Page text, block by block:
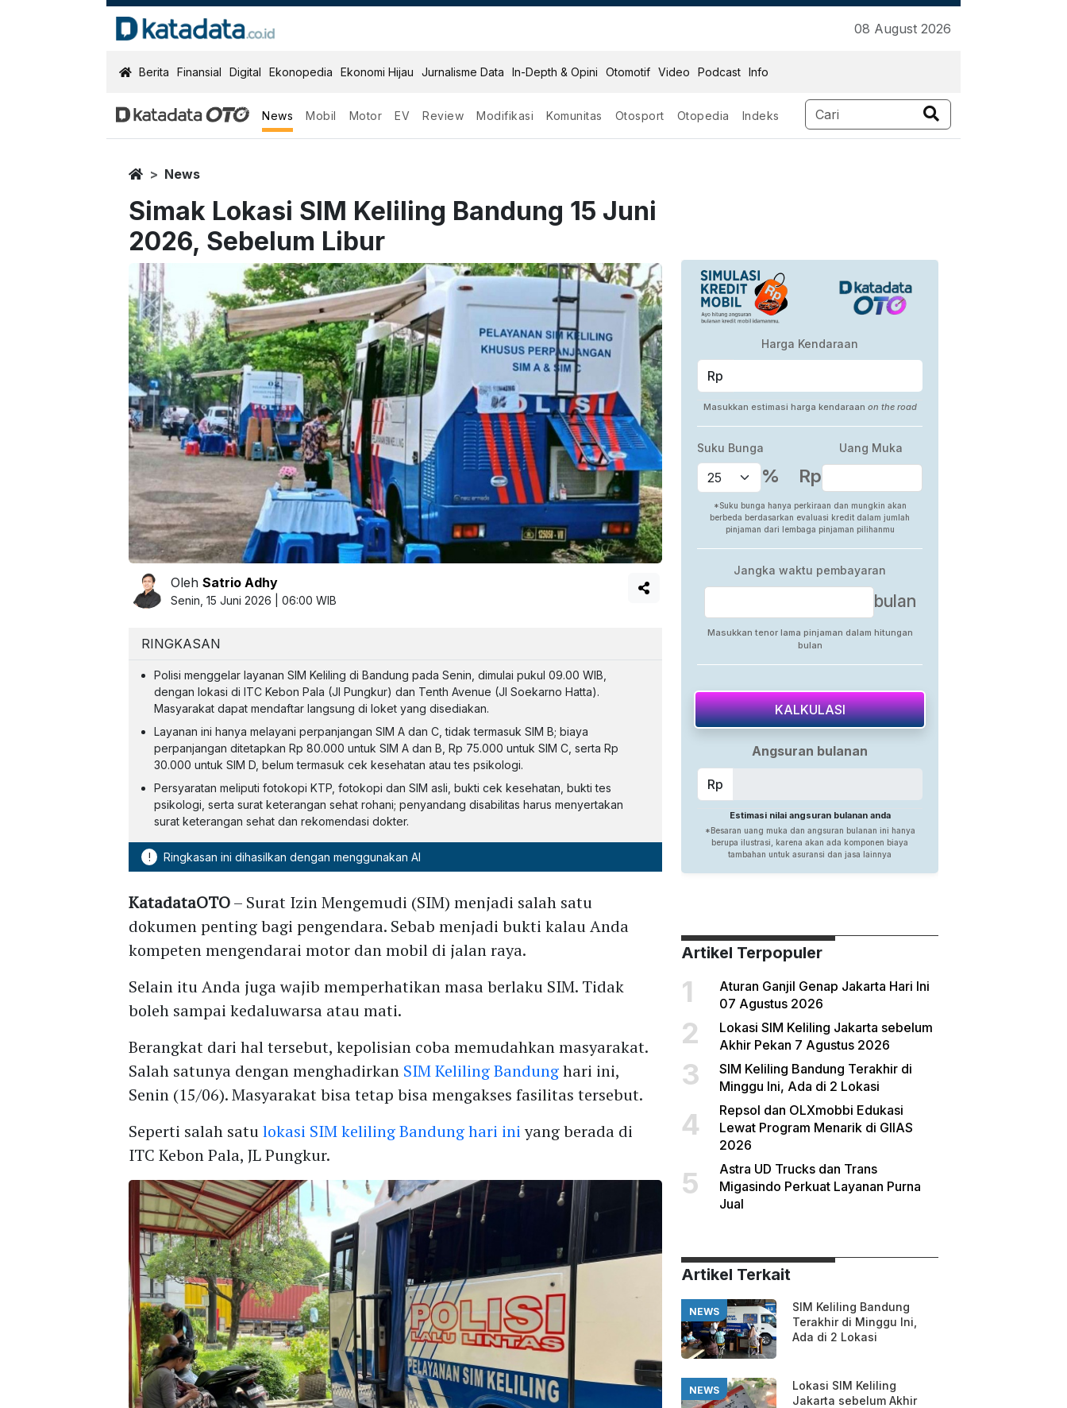
08 August 2026
KatadataOTO
Berita Finansial Digital Ekonopedia Ekonomi Hijau Jurnalisme Data In-Depth & Opini Otomotif Video Podcast Info
News Mobil Motor EV Review Modifikasi Komunitas Otosport Otopedia Indeks
HomeNews
Simak Lokasi SIM Keliling Bandung 15 Juni
2026, Sebelum Libur
OlehSatrio Adhy
Senin, 15 Juni 2026 | 06:00 WIB
RINGKASAN
Polisi menggelar layanan SIM Keliling di Bandung pada Senin, dimulai pukul 09.00 WIB,
dengan lokasi di ITC Kebon Pala (Jl Pungkur) dan Tenth Avenue (Jl Soekarno Hatta).
Masyarakat dapat mendaftar langsung di loket yang disediakan.
Layanan ini hanya melayani perpanjangan SIM A dan C, tidak termasuk SIM B; biaya
perpanjangan ditetapkan Rp 80.000 untuk SIM A dan B, Rp 75.000 untuk SIM C, serta Rp
30.000 untuk SIM D, belum termasuk cek kesehatan atau tes psikologi.
Persyaratan meliputi fotokopi KTP, fotokopi dan SIM asli, bukti cek kesehatan, bukti tes
psikologi, serta surat keterangan sehat rohani; penyandang disabilitas harus menyertakan
surat keterangan sehat dan rekomendasi dokter.
! Ringkasan ini dihasilkan dengan menggunakan AI
KatadataOTO– Surat Izin Mengemudi (SIM) menjadi salah satu
dokumen penting bagi pengendara. Sebab menjadi bukti kalau Anda
kompeten mengendarai motor dan mobil di jalan raya.
Selain itu Anda juga wajib memperhatikan masa berlaku SIM. Tidak
boleh sampai kedaluwarsa atau mati.
Berangkat dari hal tersebut, kepolisian coba memudahkan masyarakat.
Salah satunya dengan menghadirkan SIM Keliling Bandunghari ini,
Senin (15/06). Masyarakat bisa tetap bisa mengakses fasilitas tersebut.
Seperti salah satulokasi SIM keliling Bandung hari iniyang berada di
ITC Kebon Pala, JL Pungkur.
Artikel Terpopuler
1
Aturan Ganjil Genap Jakarta Hari Ini
07 Agustus 2026
2
Lokasi SIM Keliling Jakarta sebelum
Akhir Pekan 7 Agustus 2026
3
SIM Keliling Bandung Terakhir di
Minggu Ini, Ada di 2 Lokasi
4
Repsol dan OLXmobbi Edukasi
Lewat Program Menarik di GIIAS
2026
5
Astra UD Trucks dan Trans
Migasindo Perkuat Layanan Purna
Jual
Artikel Terkait
NEWS
SIM Keliling Bandung
Terakhir di Minggu Ini,
Ada di 2 Lokasi
NEWS
Lokasi SIM Keliling
Jakarta sebelum Akhir